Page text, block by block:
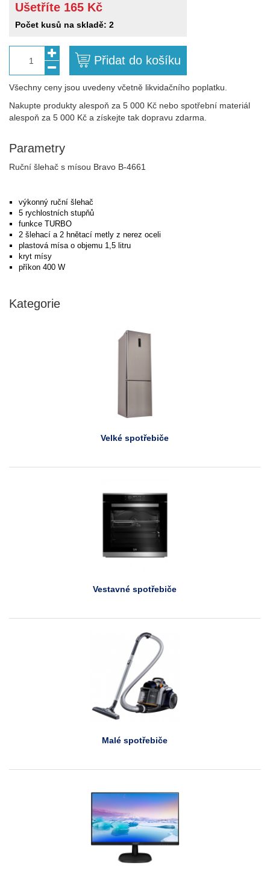
Ušetříte 165 Kč
Počet kusů na skladě: 2
1 Přidat do košíku
Všechny ceny jsou uvedeny včetně likvidačního poplatku.
Nakupte produkty alespoň za 5 000 Kč nebo spotřební materiál
alespoň za 5 000 Kč a získejte tak dopravu zdarma.
Parametry
Ruční šlehač s mísou Bravo B-4661
výkonný ruční šlehač
5 rychlostních stupňů
funkce TURBO
2 šlehací a 2 hnětací metly z nerez oceli
plastová mísa o objemu 1,5 litru
kryt mísy
příkon 400 W
Kategorie
Velké spotřebiče
Vestavné spotřebiče
Malé spotřebiče